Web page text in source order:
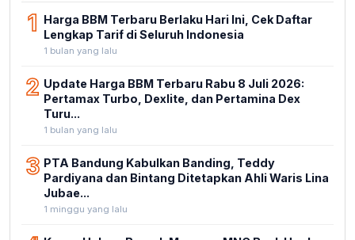
1 Harga BBM Terbaru Berlaku Hari Ini, Cek Daftar
Lengkap Tarif di Seluruh Indonesia
1 bulan yang lalu
2 Update Harga BBM Terbaru Rabu 8 Juli 2026:
Pertamax Turbo, Dexlite, dan Pertamina Dex
Turu...
1 bulan yang lalu
3 PTA Bandung Kabulkan Banding, Teddy
Pardiyana dan Bintang Ditetapkan Ahli Waris Lina
Jubae...
1 minggu yang lalu